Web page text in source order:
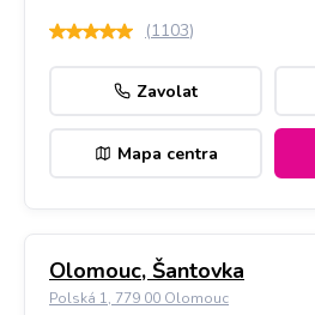
(1103)
Zavolat
Mapa centra
Olomouc, Šantovka
Polská 1, 779 00 Olomouc